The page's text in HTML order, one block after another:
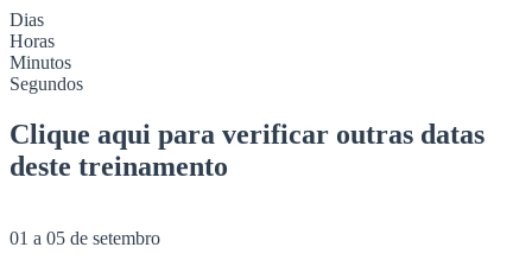
Dias
Horas
Minutos
Segundos
Clique aqui para verificar outras datas
deste treinamento
01 a 05 de setembro